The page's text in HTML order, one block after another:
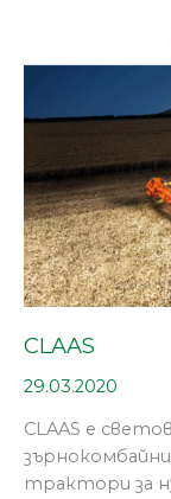
CLAAS
29.03.2020
CLAAS е
трактори за